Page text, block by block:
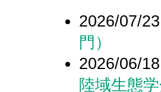
2026/07/23
門）
2026/06/18
陸域生態